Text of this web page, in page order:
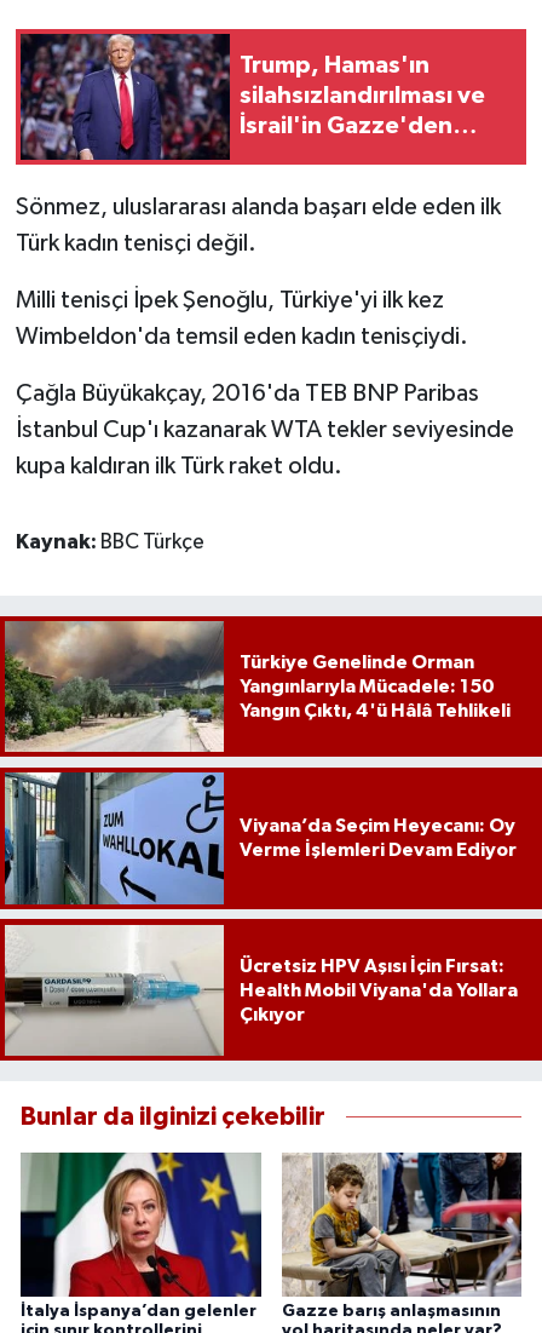
Trump, Hamas'ın
silahsızlandırılması ve
İsrail'in Gazze'den
Sönmez, uluslararası alanda başarı elde eden ilk
Türk kadın tenisçi değil.
Milli tenisçi İpek Şenoğlu, Türkiye'yi ilk kez
Wimbeldon'da temsil eden kadın tenisçiydi.
Çağla Büyükakçay, 2016'da TEB BNP Paribas
İstanbul Cup'ı kazanarak WTA tekler seviyesinde
kupa kaldıran ilk Türk raket oldu.
Kaynak: BBC Türkçe
Türkiye Genelinde Orman
Yangınlarıyla Mücadele: 150
Yangın Çıktı, 4'ü Hâlâ Tehlikeli
Viyana’da Seçim Heyecanı: Oy
Verme İşlemleri Devam Ediyor
Ücretsiz HPV Aşısı İçin Fırsat:
Health Mobil Viyana'da Yollara
Çıkıyor
Bunlar da ilginizi çekebilir
İtalya İspanya’dan gelenler
Gazze barış anlaşmasının